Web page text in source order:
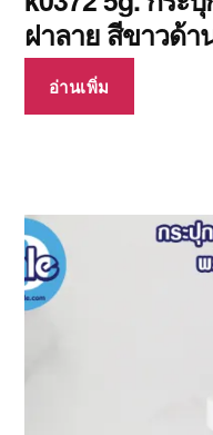
ฝาลาย สีขาวด้า
อ่านเพิ่ม